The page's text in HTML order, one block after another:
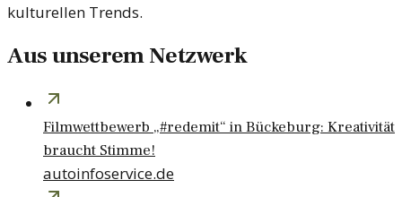
kulturellen Trends.
Aus unserem Netzwerk
Filmwettbewerb „#redemit“ in Bückeburg: Kreativität
braucht Stimme!
autoinfoservice.de